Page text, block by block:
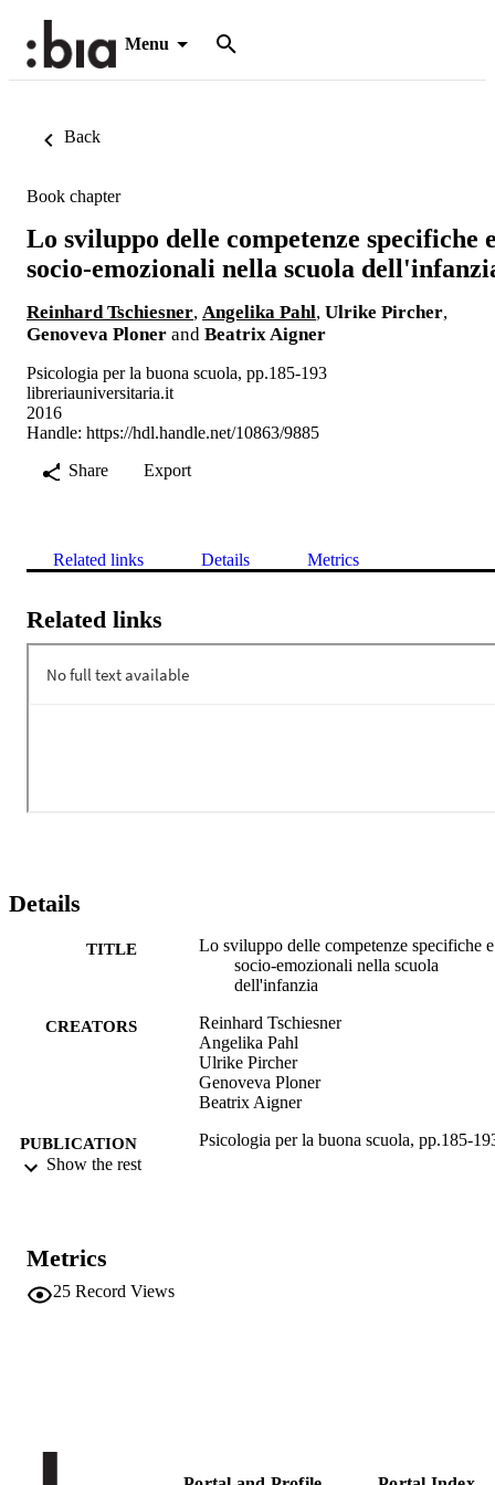
Menu
Back
Book chapter
Lo sviluppo delle competenze specifiche
socio-emozionali nella scuola
Reinhard Tschiesner, Angelika Pahl, Ulrike Pircher,
Genoveva Ploner and Beatrix Aigner
Psicologia per la buona scuola, pp.185-193
libreriauniversitaria.it
2016
Handle: https://hdl.handle.net/10863/9885
Share
Export
Related links Details Metrics
Related links
Details
TITLE
Lo sviluppo delle competenze specifiche e
socio-emozionali nella scuola
dell'infanzia
CREATORS
Reinhard Tschiesner
Angelika Pahl
Ulrike Pircher
Genoveva Ploner
Beatrix Aigner
PUBLICATION
DETAILS
Psicologia per la buona scuola, pp.185-
ISBN
PUBLISHER
Show the rest
Metrics
25 Record Views